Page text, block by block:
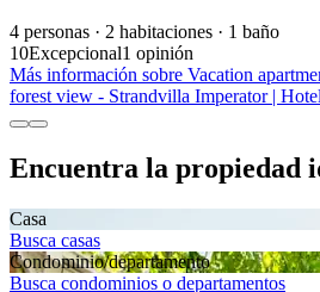
4 personas · 2 habitaciones · 1 baño
10Excepcional1 opinión
Más información sobre Vacation
forest view - Strandvilla Imperator |
Encuentra la propiedad
Casa
Busca casas
Condominio/departamento
Busca condominios o departamentos